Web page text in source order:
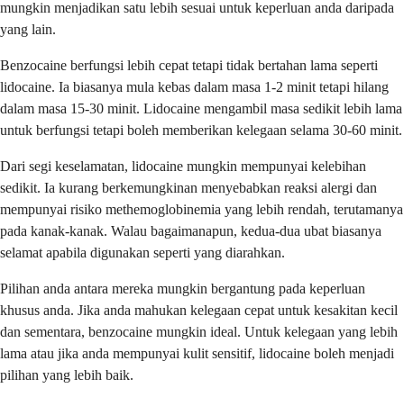
mungkin menjadikan satu lebih sesuai untuk keperluan anda daripada
yang lain.
Benzocaine berfungsi lebih cepat tetapi tidak bertahan lama seperti
lidocaine. Ia biasanya mula kebas dalam masa 1-2 minit tetapi hilang
dalam masa 15-30 minit. Lidocaine mengambil masa sedikit lebih lama
untuk berfungsi tetapi boleh memberikan kelegaan selama 30-60 minit.
Dari segi keselamatan, lidocaine mungkin mempunyai kelebihan
sedikit. Ia kurang berkemungkinan menyebabkan reaksi alergi dan
mempunyai risiko methemoglobinemia yang lebih rendah, terutamanya
pada kanak-kanak. Walau bagaimanapun, kedua-dua ubat biasanya
selamat apabila digunakan seperti yang diarahkan.
Pilihan anda antara mereka mungkin bergantung pada keperluan
khusus anda. Jika anda mahukan kelegaan cepat untuk kesakitan kecil
dan sementara, benzocaine mungkin ideal. Untuk kelegaan yang lebih
lama atau jika anda mempunyai kulit sensitif, lidocaine boleh menjadi
pilihan yang lebih baik.